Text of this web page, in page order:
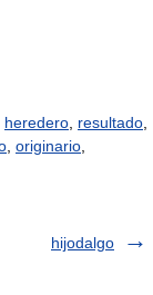
heredero resultado
originario
hijodalgo